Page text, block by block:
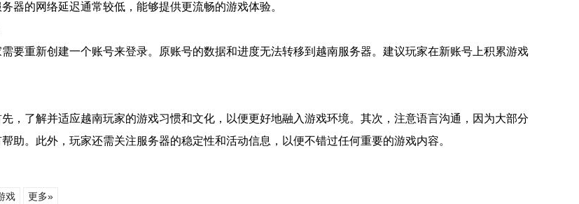
器的网络延迟通常较低，能够提供更流畅的游戏体验。
要重新创建一个账号来登录。原账号的数据和进度无法转移到越南服务器。建议玩家在新账号上积累游戏
，了解并适应越南玩家的游戏习惯和文化，以便更好地融入游戏环境。其次，注意语言沟通，因为大部分
助。此外，玩家还需关注服务器的稳定性和活动信息，以便不错过任何重要的游戏内容。
戏 更多»